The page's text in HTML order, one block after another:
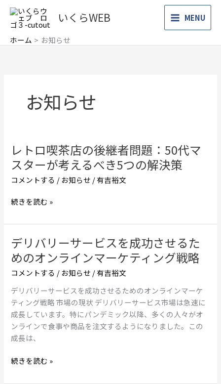
いくらWEB MENU
ホーム お知らせ
お知らせ
レトロ喫茶店の後継者問題：50代マ
スターが考えるべき5つの解決策
コメントする / お知らせ /有吉裕文
レ
ト
ロ
喫
店
継
者
問
題：
50
代
マ
ス
タ
が
続きを読む »
デリバリーサービスを成功させるた
めのオンラインマーケティング戦略
コメントする / お知らせ /有吉裕文
デリバリーサービスを成功させるためのオンラインマーケ
ティング戦略 市場の現状 デリバリーサービス市場は急速に
成長しています。特にパンデミック以降、多くの人々がオ
ンラインで食事や商品を注文するようになりました。この
成長は、
デ
リ
バ
リ
ー
サ
ー
ビ
ス
成
続きを読む »